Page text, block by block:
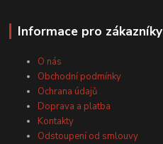
Informace pro zákazníky
O nás
Obchodní podmínky
Ochrana údajů
Doprava a platba
Kontakty
Odstoupení od smlouvy